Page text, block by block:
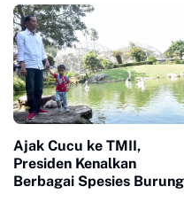
Ajak Cucu ke TMII,
Presiden Kenalkan
Berbagai Spesies Burung